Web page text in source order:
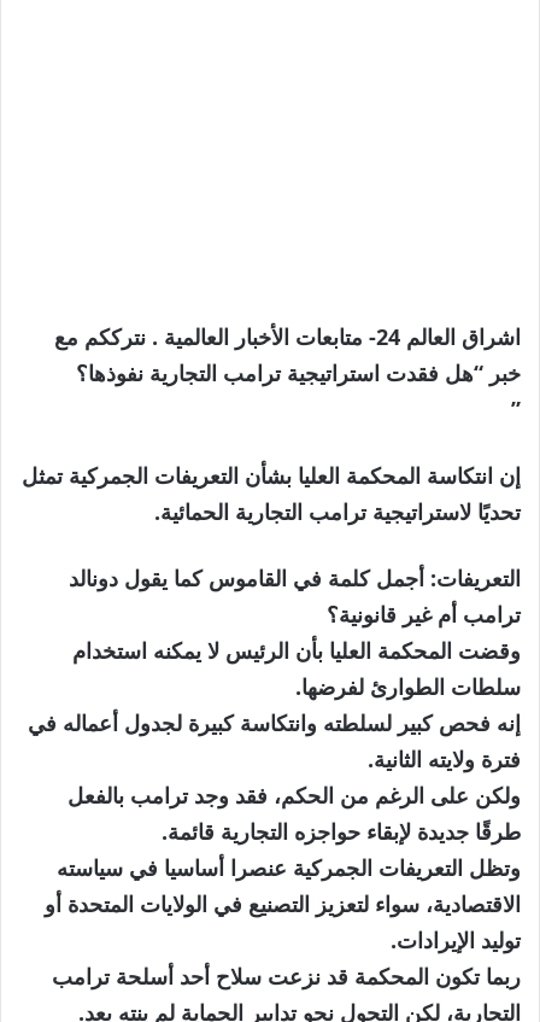
اشراق العالم 24- متابعات الأخبار العالمية . نترككم مع
خبر “هل فقدت استراتيجية ترامب التجارية نفوذها؟
”
إن انتكاسة المحكمة العليا بشأن التعريفات الجمركية تمثل
تحديًا لاستراتيجية ترامب التجارية الحمائية.
التعريفات: أجمل كلمة في القاموس كما يقول دونالد
ترامب أم غير قانونية؟
وقضت المحكمة العليا بأن الرئيس لا يمكنه استخدام
سلطات الطوارئ لفرضها.
إنه فحص كبير لسلطته وانتكاسة كبيرة لجدول أعماله في
فترة ولايته الثانية.
ولكن على الرغم من الحكم، فقد وجد ترامب بالفعل
طرقًا جديدة لإبقاء حواجزه التجارية قائمة.
وتظل التعريفات الجمركية عنصرا أساسيا في سياسته
الاقتصادية، سواء لتعزيز التصنيع في الولايات المتحدة أو
توليد الإيرادات.
ربما تكون المحكمة قد نزعت سلاح أحد أسلحة ترامب
التجارية، لكن التحول نحو تدابير الحماية لم ينته بعد.